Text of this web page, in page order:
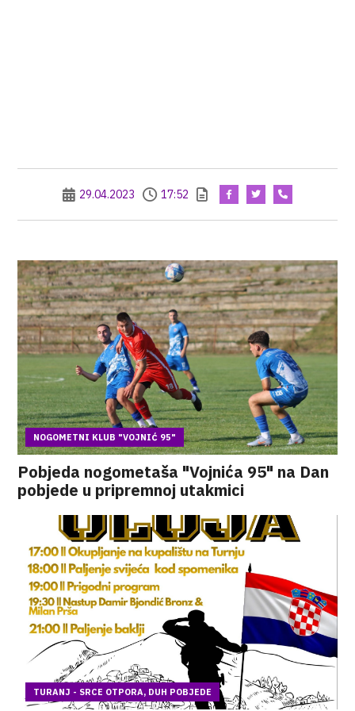
29.04.2023 17:52
NOGOMETNI KLUB "VOJNIĆ 95"
Pobjeda nogometaša "Vojnića 95" na Dan
pobjede u pripremnoj utakmici
TURANJ - SRCE OTPORA, DUH POBJEDE